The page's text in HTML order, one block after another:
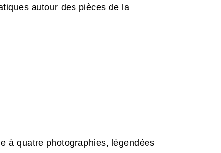
autour des pièces de la
à quatre photographies, légendées